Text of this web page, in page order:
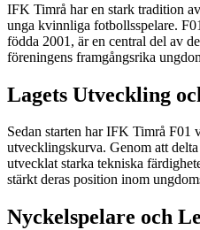
IFK Timrå har en stark tradition
unga kvinnliga fotbollsspelare.
födda 2001, är en central del av
föreningens framgångsrika
Lagets Utveckling
Sedan starten har IFK Timrå F01
utvecklingskurva. Genom att
utvecklat starka tekniska
stärkt deras position inom
Nyckelspelare och